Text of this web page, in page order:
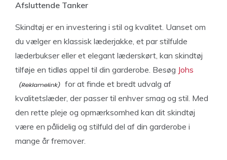
Afsluttende Tanker
Skindtøj er en investering i stil og kvalitet. Uanset om
du vælger en klassisk læderjakke, et par stilfulde
læderbukser eller et elegant læderskørt, kan skindtøj
tilføje en tidløs appel til din garderobe. Besøg Johs
for at finde et bredt udvalg af
kvalitetslæder, der passer til enhver smag og stil. Med
den rette pleje og opmærksomhed kan dit skindtøj
være en pålidelig og stilfuld del af din garderobe i
mange år fremover.